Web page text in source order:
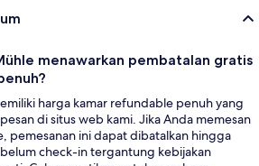
menawarkan pembatalan gratis
harga kamar refundable penuh yang
di situs web kami. Jika Anda memesan
pemesanan ini dapat dibatalkan hingga
check-in tergantung kebijakan